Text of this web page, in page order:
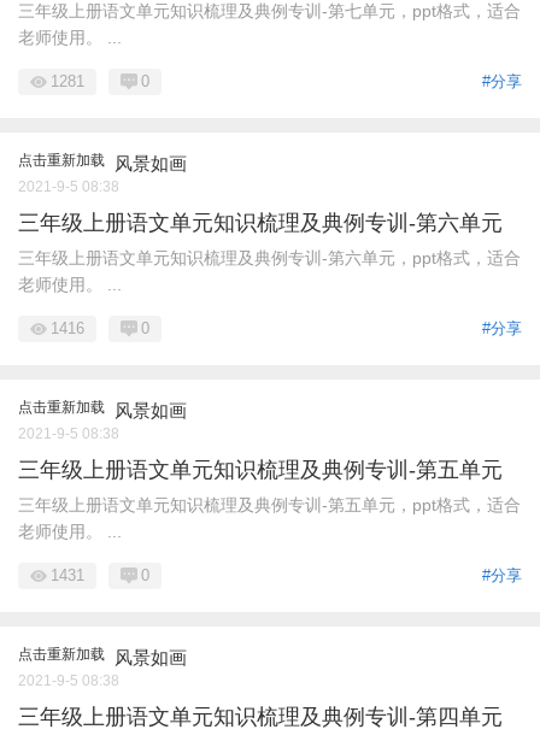
三年级上册语文单元知识梳理及典例专训-第七单元，ppt格式，适合
老师使用。 ...
#分享
1281 0
点击重新加载 风景如画
2021-9-5 08:38
三年级上册语文单元知识梳理及典例专训-第六单元
三年级上册语文单元知识梳理及典例专训-第六单元，ppt格式，适合
老师使用。 ...
#分享
1416 0
点击重新加载 风景如画
2021-9-5 08:38
三年级上册语文单元知识梳理及典例专训-第五单元
三年级上册语文单元知识梳理及典例专训-第五单元，ppt格式，适合
老师使用。 ...
#分享
1431 0
点击重新加载 风景如画
2021-9-5 08:38
三年级上册语文单元知识梳理及典例专训-第四单元